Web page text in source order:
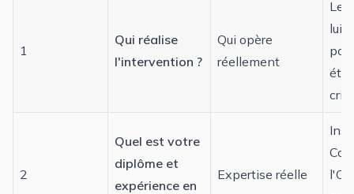
1
Qui réalise
l'intervention ?
Qui opère
réellement
Le
lui-
2
Quel est votre
diplôme et
expérience en
Expertise réelle